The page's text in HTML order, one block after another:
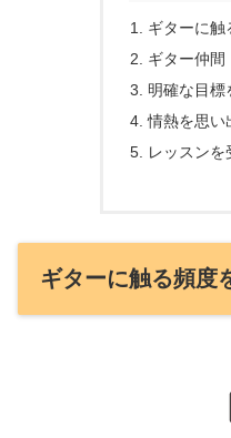
ギターに触
ギター仲間
明確な目標
情熱を思い
レッスンを
ギターに触る頻度